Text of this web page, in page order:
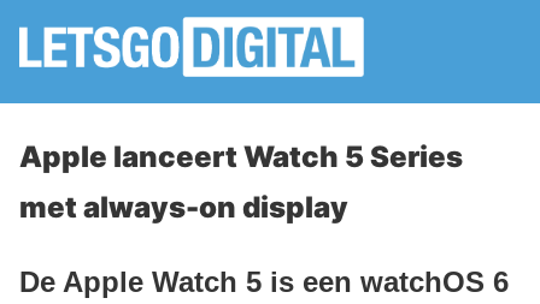
Apple lanceert Watch 5 Series
met always-on display
De Apple Watch 5 is een watchOS 6